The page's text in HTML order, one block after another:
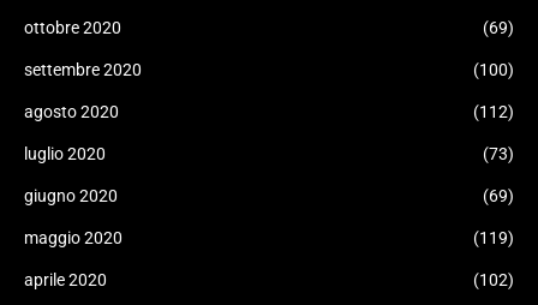
ottobre 2020 (69)
settembre 2020 (100)
agosto 2020 (112)
luglio 2020 (73)
giugno 2020 (69)
maggio 2020 (119)
aprile 2020 (102)